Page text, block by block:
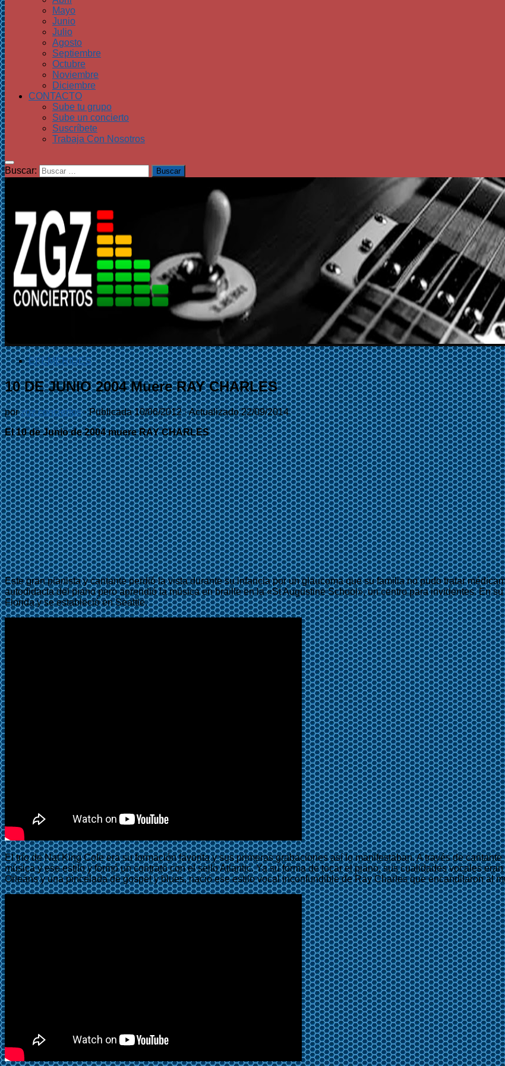
Mayo
Junio
Julio
Agosto
Septiembre
Octubre
Noviembre
Diciembre
CONTACTO
Sube tu grupo
Sube un concierto
Suscríbete
Trabaja Con Nosotros
Buscar:
EFEMÉRIDES
10 DE JUNIO 2004 Muere RAY CHARLES
porzgz conciertos · Publicada10/06/2012· Actualizado22/09/2014
El 10 de Junio de 2004 muere RAY CHARLES
Este gran pianista y cantante perdió la vista durante su infancia por un glaucoma que su familia no pudo tratar
autodidacta del piano pero aprendió la música en braille en la «St Augustine School», un centro para invidentes. En
Florida y se estableció en Seattle.
El trío de Nat King Cole era su formación favorita y sus primeras grabaciones así lo manifestaban. A través de
música y ese estilo y formó un contrato con el sello Atlantic. Ya su forma de tocar el piano, sus cualidades vocales
Orleáns y una pincelada de gospel y blues, nació ese estilo vocal inconfundible de Ray Charles que encandilaron al